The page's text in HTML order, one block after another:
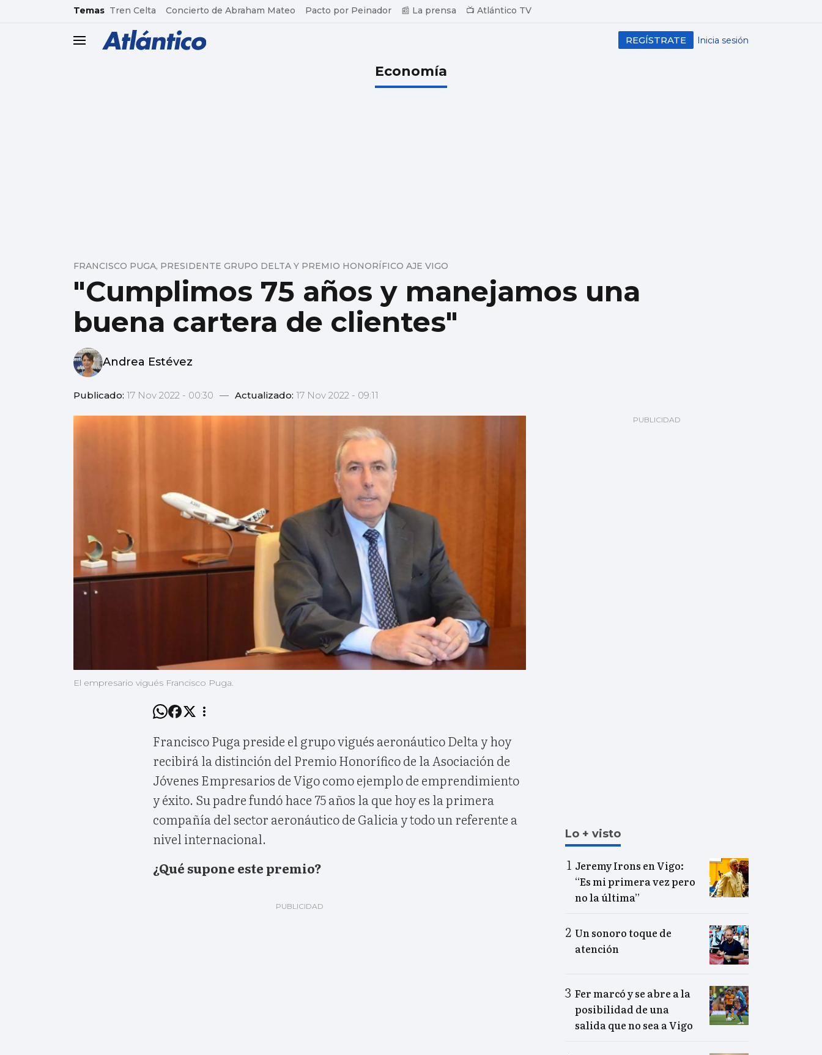
common.go-to-content
Temas Tren Celta Concierto de Abraham Mateo Pacto por Peinador 📰 La prensa 📺 Atlántico TV
header.menu.open Inicia sesión
REGÍSTRATE
Economía
"Cumplimos 75 años y manejamos una
buena cartera de clientes"
FRANCISCO PUGA, PRESIDENTE GRUPO DELTA Y PREMIO HONORÍFICO AJE VIGO
Andrea Estévez
Publicado: 17 Nov 2022 - 00:30 — Actualizado: 17 Nov 2022 - 09:11
El empresario vigués Francisco Puga.
Francisco Puga preside el grupo vigués aeronáutico Delta y hoy
recibirá la distinción del Premio Honorífico de la Asociación de
Jóvenes Empresarios de Vigo como ejemplo de emprendimiento
y éxito. Su padre fundó hace 75 años la que hoy es la primera
compañía del sector aeronáutico de Galicia y todo un referente a
nivel internacional.
¿Qué supone este premio?
Lo + visto
Jeremy Irons en Vigo:
“Es mi primera vez pero
no la última”
Un sonoro toque de
atención
Fer marcó y se abre a la
posibilidad de una
salida que no sea a Vigo